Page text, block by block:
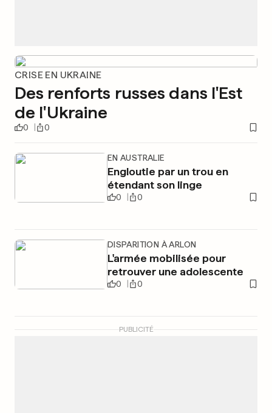
CRISE EN UKRAINE
Des renforts russes dans l'Est
de l'Ukraine
0 0
EN AUSTRALIE
Engloutie par un trou en
étendant son linge
0 0
DISPARITION À ARLON
L'armée mobilisée pour
retrouver une adolescente
0 0
PUBLICITÉ